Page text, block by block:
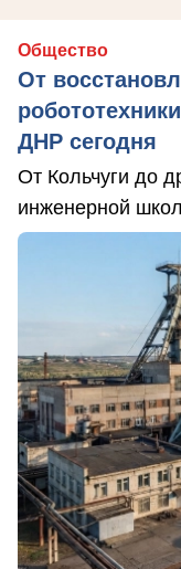
Общество
От
ДНР сегодня
От Кольчуги до
инженерной